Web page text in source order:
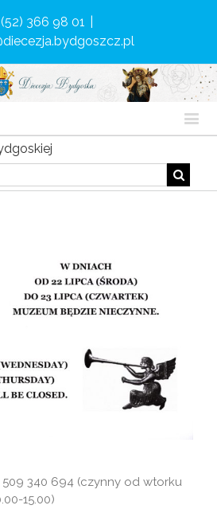
366 98 01
340 694 (czynny od wtorku
15.00)